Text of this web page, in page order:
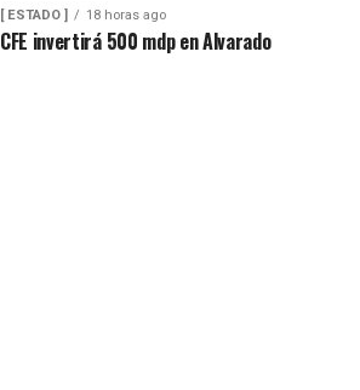
[ ESTADO ] 18 horas ago
CFE invertirá 500 mdp en Alvarado